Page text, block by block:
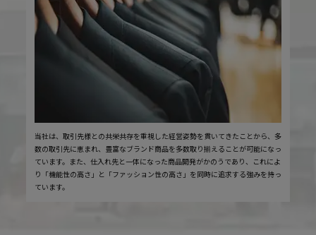
当社は、取引先様との共栄共存を重視した経営姿勢を貫いてきたことから、多
数の取引先に恵まれ、豊富なブランド商品を多数取り揃えることが可能になっ
ています。また、仕入れ先と一体になった商品開発がかのうであり、これによ
り「機能性の高さ」と「ファッション性の高さ」を同時に追求する強みを持っ
ています。